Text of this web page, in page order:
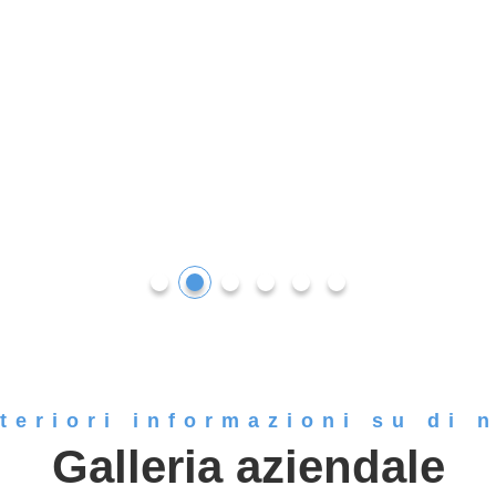
informazioni su di
Galleria aziendale